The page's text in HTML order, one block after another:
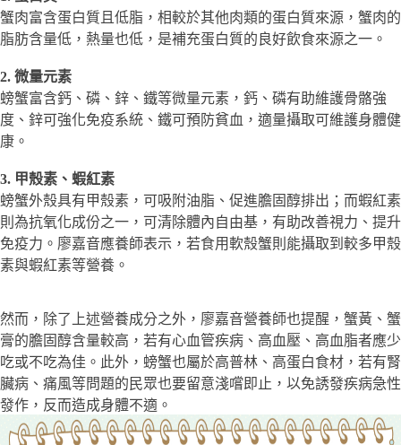
蟹肉富含蛋白質且低脂，相較於其他肉類的蛋白質來源，蟹肉的
脂肪含量低，熱量也低，是補充蛋白質的良好飲食來源之一。
2. 微量元素
螃蟹富含鈣、磷、鋅、鐵等微量元素，鈣、磷有助維護骨骼強
度、鋅可強化免疫系統、鐵可預防貧血，適量攝取可維護身體健
康。
3. 甲殼素、蝦紅素
螃蟹外殼具有甲殼素，可吸附油脂、促進膽固醇排出；而蝦紅素
則為抗氧化成份之一，可清除體內自由基，有助改善視力、提升
免疫力。廖嘉音應養師表示，若食用軟殼蟹則能攝取到較多甲殼
素與蝦紅素等營養。
然而，除了上述營養成分之外，廖嘉音營養師也提醒，蟹黃、蟹
膏的膽固醇含量較高，若有心血管疾病、高血壓、高血脂者應少
吃或不吃為佳。此外，螃蟹也屬於高普林、高蛋白食材，若有腎
臟病、痛風等問題的民眾也要留意淺嚐即止，以免誘發疾病急性
發作，反而造成身體不適。